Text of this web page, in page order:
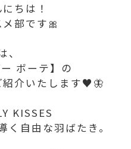
ちは！
部です🎀
、
ボーテ】の
紹介いたします♥🦋
KISSES
く自由な羽ばたき。